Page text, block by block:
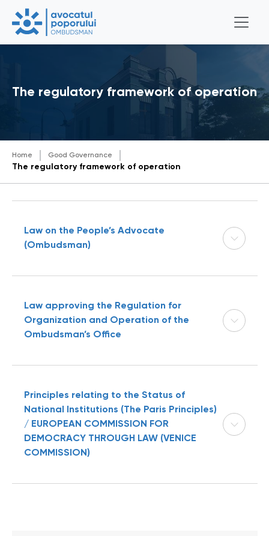
The regulatory framework of operation
Home Good Governance
The regulatory framework of operation
Law on the People’s Advocate
(Ombudsman)
Law approving the Regulation for
Organization and Operation of the
Ombudsman’s Office
Principles relating to the Status of
National Institutions (The Paris Principles)
/ EUROPEAN COMMISSION FOR
DEMOCRACY THROUGH LAW (VENICE
COMMISSION)